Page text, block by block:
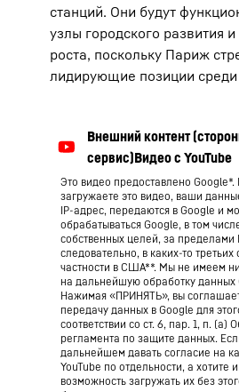
станций. Они будут
узлы городского развития
роста, поскольку Париж
лидирующие позиции
Это видео предоставлено Google*.
загружаете это видео, ваши
IP-адрес, передаются в Google и
обрабатываться Google, в том
собственных целей, за пределами
следовательно, в каких-то третьих
частности в США**. Мы не имеем
на дальнейшую обработку данных
Нажимая «ПРИНЯТЬ», вы
передачу данных в Google для
соответствии со ст. 6, пар. 1, п. (а)
регламента по защите данных.
дальнейшем давать согласие на
YouTube по отдельности, а хотите
возможность загружать их без